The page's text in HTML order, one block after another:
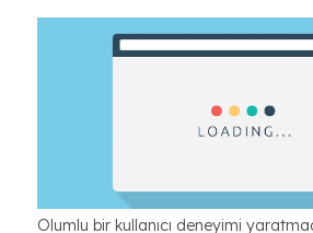
Olumlu bir kullanıcı deneyimi